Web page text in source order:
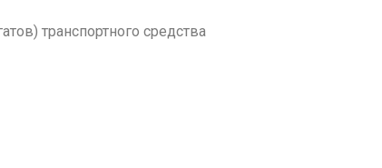
транспортного средства